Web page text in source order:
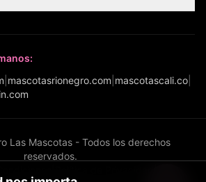
mascotasrionegro.com mascotascali.co
Las Mascotas - Todos los derechos
reservados.